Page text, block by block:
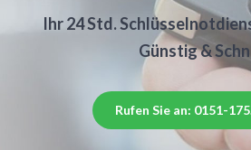
Ihr 24 Std.
Günstig &
Rufen Sie an: 0151-